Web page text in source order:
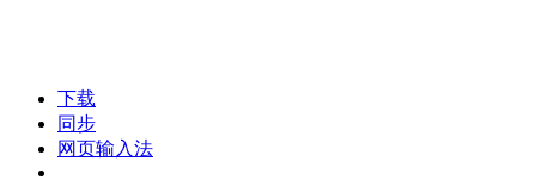
下载
同步
网页输入法